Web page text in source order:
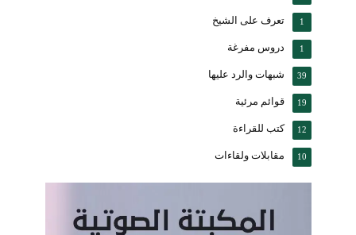
تعرف على الشيخ 1
دروس مفرغة 1
شبهات والرد عليها 39
قوائم مرئية 19
كتب للقراءة 12
مقابلات ولقاءات 10